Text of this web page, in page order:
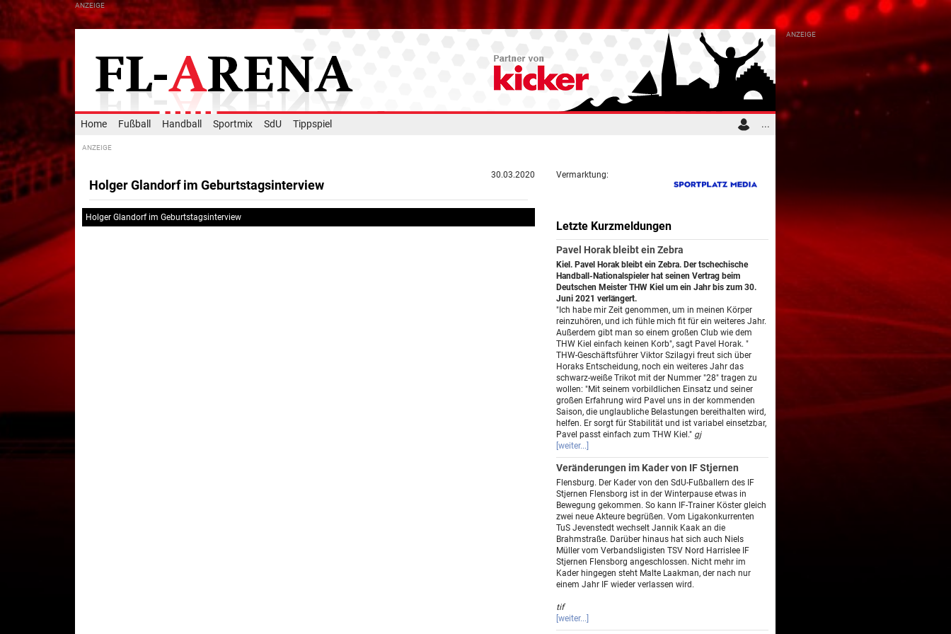
Home Fußball Handball Sportmix SdU Tippspiel ...
30.03.2020
Holger Glandorf im Geburtstagsinterview
Holger Glandorf im Geburtstagsinterview
Vermarktung:
Letzte Kurzmeldungen
Pavel Horak bleibt ein Zebra
Kiel. Pavel Horak bleibt ein Zebra. Der tschechische
Handball-Nationalspieler hat seinen Vertrag beim
Deutschen Meister THW Kiel um ein Jahr bis zum 30.
Juni 2021 verlängert.
"Ich habe mir Zeit genommen, um in meinen Körper
reinzuhören, und ich fühle mich fit für ein weiteres Jahr.
Außerdem gibt man so einem großen Club wie dem
THW Kiel einfach keinen Korb", sagt Pavel Horak. "
THW-Geschäftsführer Viktor Szilagyi freut sich über
Horaks Entscheidung, noch ein weiteres Jahr das
schwarz-weiße Trikot mit der Nummer "28" tragen zu
wollen: "Mit seinem vorbildlichen Einsatz und seiner
großen Erfahrung wird Pavel uns in der kommenden
Saison, die unglaubliche Belastungen bereithalten wird,
helfen. Er sorgt für Stabilität und ist variabel einsetzbar,
Pavel passt einfach zum THW Kiel." gj
[weiter...]
Veränderungen im Kader von IF Stjernen
Flensburg. Der Kader von den SdU-Fußballern des IF
Stjernen Flensborg ist in der Winterpause etwas in
Bewegung gekommen. So kann IF-Trainer Köster gleich
zwei neue Akteure begrüßen. Vom Ligakonkurrenten
TuS Jevenstedt wechselt Jannik Kaak an die
Brahmstraße. Darüber hinaus hat sich auch Niels
Müller vom Verbandsligisten TSV Nord Harrislee IF
Stjernen Flensborg angeschlossen. Nicht mehr im
Kader hingegen steht Malte Laakman, der nach nur
einem Jahr IF wieder verlassen wird.
tif
[weiter...]